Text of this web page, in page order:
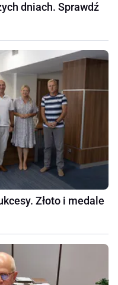
dniach. Sprawdź
Złoto i medale